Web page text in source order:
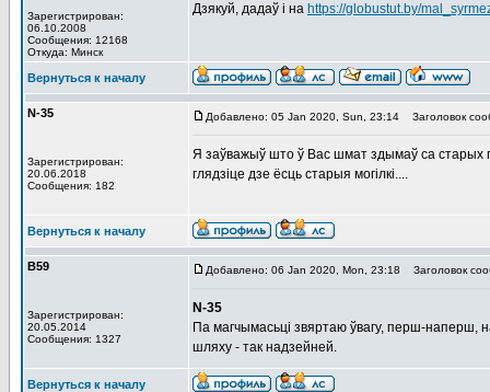
Зарегистрирован:
06.10.2008
Сообщения: 12168
Откуда: Минск
Дзякуй, дадаў і на https://globustut.by/
Вернуться к началу
N-35
Зарегистрирован:
20.06.2018
Сообщения: 182
Добавлено: 05 Jan 2020, Sun, 23:14 Заголовок
Я заўважыў што ў Вас шмат здымаў са старых
глядзіце дзе ёсць старыя могілкі....
Вернуться к началу
В59
Зарегистрирован:
20.05.2014
Сообщения: 1327
Добавлено: 06 Jan 2020, Mon, 23:18 Заголовок
N-35
Па магчымасьці звяртаю ўвагу, перш-наперш,
шляху - так надзейней.
Вернуться к началу